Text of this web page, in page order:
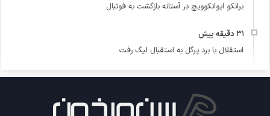
برانکو ایوانکوویچ در آستانه بازگشت به فوتبال
استقلال با برد پرگل به استقبال لیگ رفت